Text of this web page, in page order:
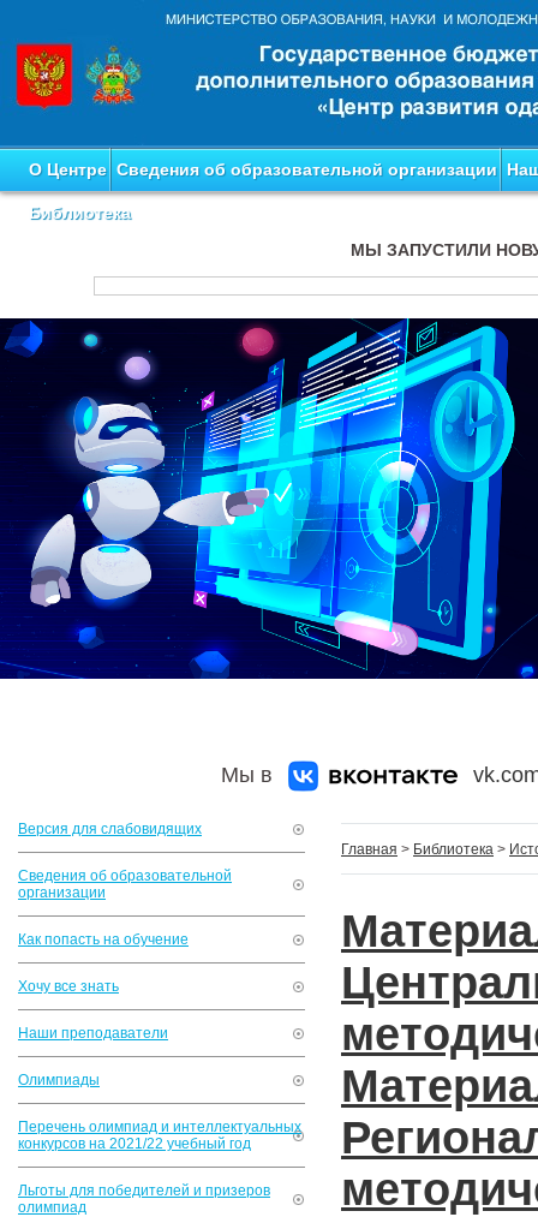
О Центре Сведения об образовательной организации
Библиотека
МЫ ЗАПУСТИЛИ
Мы в
Версия для слабовидящих
Сведения об образовательной
организации
Как попасть на обучение
Хочу все знать
Наши преподаватели
Олимпиады
Перечень олимпиад и интеллектуальных
конкурсов на 2021/22 учебный год
Льготы для победителей и призеров
олимпиад
Главная > Библиотека >